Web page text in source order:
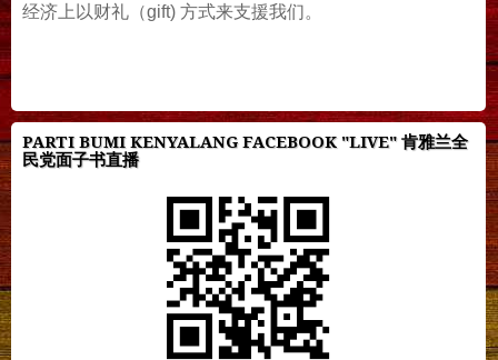
经济上以财礼（gift) 方式来支援我们。
PARTI BUMI KENYALANG FACEBOOK "LIVE" 肯雅兰全
民党面子书直播